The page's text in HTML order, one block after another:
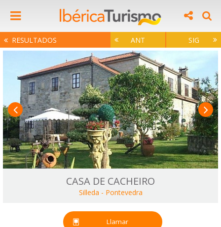
RESULTADOS ANT SIG
CASA DE CACHEIRO
Silleda - Pontevedra
Llamar